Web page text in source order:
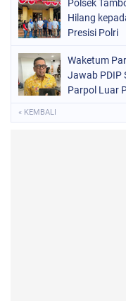
Polsek
Hilang
Presisi Polri
Waketum
Jawab PDIP
Parpol Luar
« KEMBALI